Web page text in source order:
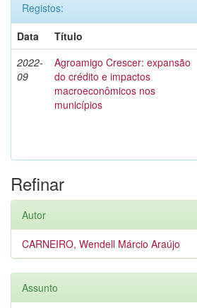
Registos:
Data
Título
2022-
09
Agroamigo Crescer: expansão
do crédito e impactos
macroeconômicos nos
municípios
Refinar
Autor
CARNEIRO, Wendell Márcio Araújo
Assunto